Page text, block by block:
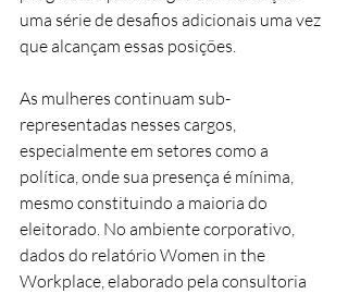
uma série de desafios adicionais uma vez
que alcançam essas posições.
As mulheres continuam sub-
representadas nesses cargos,
especialmente em setores como a
política, onde sua presença é mínima,
mesmo constituindo a maioria do
eleitorado. No ambiente corporativo,
dados do relatório Women in the
Workplace, elaborado pela consultoria